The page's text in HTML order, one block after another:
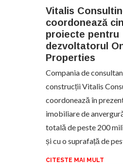
Vitalis
coordonează
proiecte pentru
dezvoltatorul
Properties
Compania de
construcții Vitalis
coordonează în
imobiliare de
totală de peste 200
și cu o suprafață de
CITESTE MAI MULT